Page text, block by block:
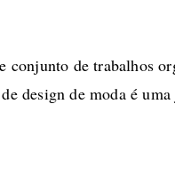
de trabalhos
design de moda é